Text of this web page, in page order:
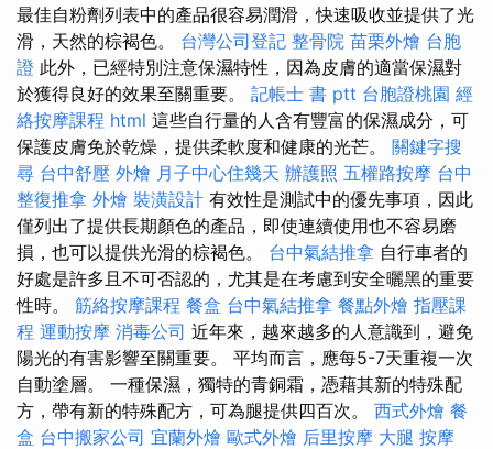
最佳自粉劑列表中的產品很容易潤滑，快速吸收並提供了光
滑，天然的棕褐色。 台灣公司登記 整骨院 苗栗外燴 台胞
證 此外，已經特別注意保濕特性，因為皮膚的適當保濕對
於獲得良好的效果至關重要。 記帳士 書 ptt 台胞證桃園 經
絡按摩課程 html 這些自行量的人含有豐富的保濕成分，可
保護皮膚免於乾燥，提供柔軟度和健康的光芒。 關鍵字搜
尋 台中舒壓 外燴 月子中心住幾天 辦護照 五權路按摩 台中
整復推拿 外燴 裝潢設計 有效性是測試中的優先事項，因此
僅列出了提供長期顏色的產品，即使連續使用也不容易磨
損，也可以提供光滑的棕褐色。 台中氣結推拿 自行車者的
好處是許多且不可否認的，尤其是在考慮到安全曬黑的重要
性時。 筋絡按摩課程 餐盒 台中氣結推拿 餐點外燴 指壓課
程 運動按摩 消毒公司 近年來，越來越多的人意識到，避免
陽光的有害影響至關重要。 平均而言，應每5-7天重複一次
自動塗層。 一種保濕，獨特的青銅霜，憑藉其新的特殊配
方，帶有新的特殊配方，可為腿提供四百次。 西式外燴 餐
盒 台中搬家公司 宜蘭外燴 歐式外燴 后里按摩 大腿 按摩